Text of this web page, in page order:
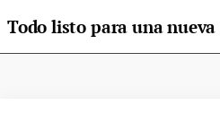
Todo listo para una nueva